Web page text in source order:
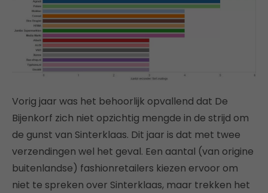
Vorig jaar was het behoorlijk opvallend dat De
Bijenkorf zich niet opzichtig mengde in de strijd om
de gunst van Sinterklaas. Dit jaar is dat met twee
verzendingen wel het geval. Een aantal (van origine
buitenlandse) fashionretailers kiezen ervoor om
niet te spreken over Sinterklaas, maar trekken het